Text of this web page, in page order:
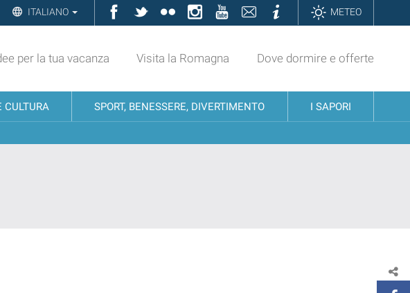
ITALIANO Facebook
TwitterFlickrInstagramYouTubeContattiInformazioniMETEO
per la tua vacanza Visita la Romagna Dove dormire e offerte
CULTURA SPORT, BENESSERE, DIVERTIMENTO I SAPORI